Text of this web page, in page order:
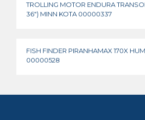
TROLLING MOTOR ENDURA
36″) MINN KOTA 00000337
FISH FINDER PIRANHAMAX 170X
00000528